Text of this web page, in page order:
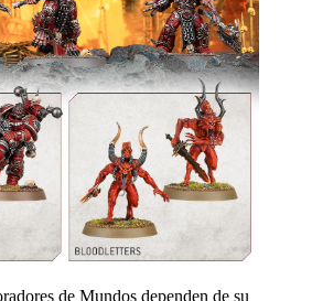
de Mundos dependen de su